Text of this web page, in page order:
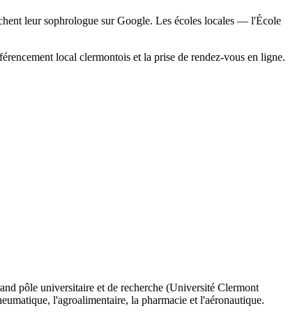
leur sophrologue sur Google. Les écoles locales — l'École
local clermontois et la prise de rendez-vous en ligne.
pôle universitaire et de recherche (Université Clermont
l'agroalimentaire, la pharmacie et l'aéronautique.